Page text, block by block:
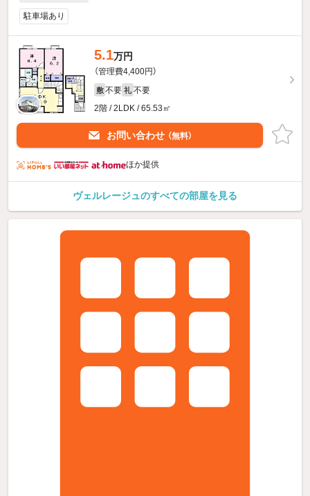
駐車場あり
5.1万円
（管理費4,400円）
敷 不要 礼 不要
2階 / 2LDK / 65.53㎡
お問い合わせ （無料）
ほか提供
ヴェルレージュのすべての部屋を見る